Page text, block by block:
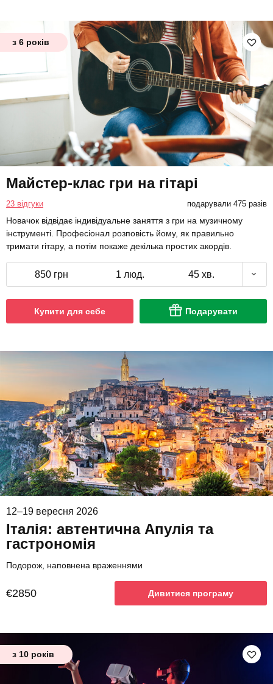
з 6 років
Майстер-клас гри на гітарі
23 відгуки подарували 475 разів
Новачок відвідає індивідуальне заняття з гри на музичному
інструменті. Професіонал розповість йому, як правильно
тримати гітару, а потім покаже декілька простих акордів.
850 грн 1 люд. 45 хв.
Купити для себе Подарувати
12–19 вересня 2026
Італія: автентична Апулія та
гастрономія
Подорож, наповнена враженнями
€2850 Дивитися програму
з 10 років